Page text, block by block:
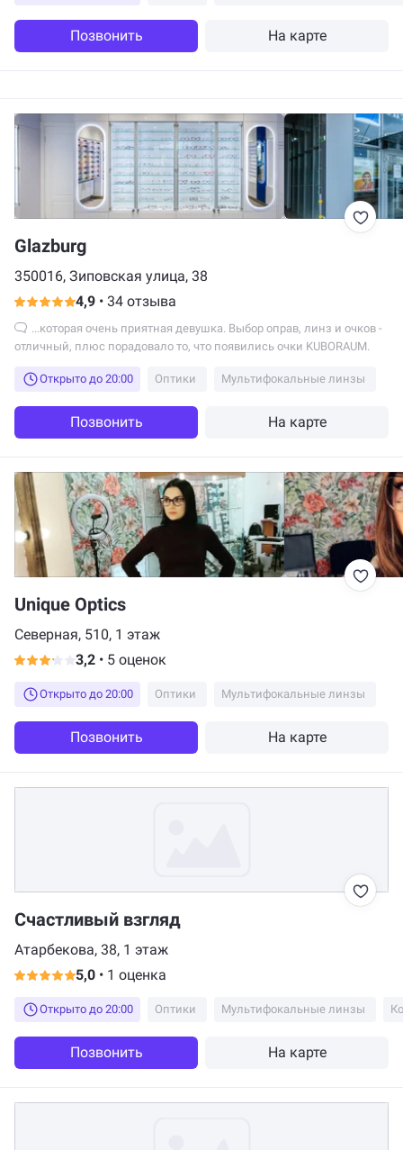
Позвонить На карте
Glazburg
350016, Зиповская улица, 38
4,9 • 34 отзыва
отличный, плюс порадовало то, что появились очки KUBORAUM.
Открыто до 20:00 Оптики Мультифокальные линзы
Позвонить На карте
Unique Optics
Северная, 510, 1 этаж
3,2 • 5 оценок
Открыто до 20:00 Оптики Мультифокальные линзы
Позвонить На карте
Счастливый взгляд
Атарбекова, 38, 1 этаж
5,0 • 1 оценка
Открыто до 20:00 Оптики Мультифокальные линзы
Позвонить На карте